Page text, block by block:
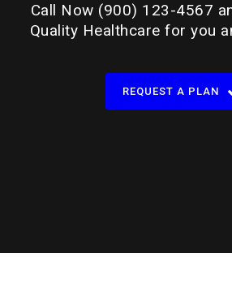
Call Now (900) 123-4567
Quality Healthcare for you
REQUEST A PLAN